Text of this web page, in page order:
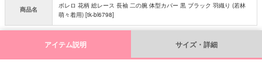
商品名
ボレロ 花柄 総レース 長袖 二の腕 体型カバー 黒 ブラック 羽織り (若林
萌々着用) [tk-bl6798]
アイテム説明 サイズ・詳細